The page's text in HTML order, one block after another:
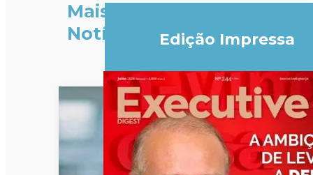
Mais
Notícias
Edição Impressa